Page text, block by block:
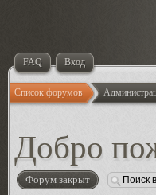
FAQ Вход
Список форумов
Добро
Форум закрыт